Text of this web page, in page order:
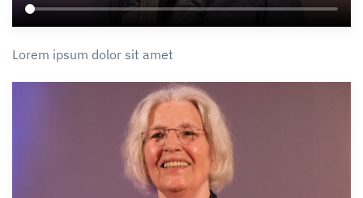
Lorem ipsum dolor sit amet